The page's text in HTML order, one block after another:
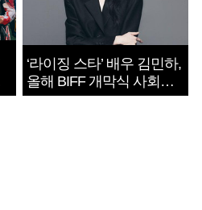
‘라이징 스타’ 배우 김민하,
올해 BIFF 개막식 사회자
확정